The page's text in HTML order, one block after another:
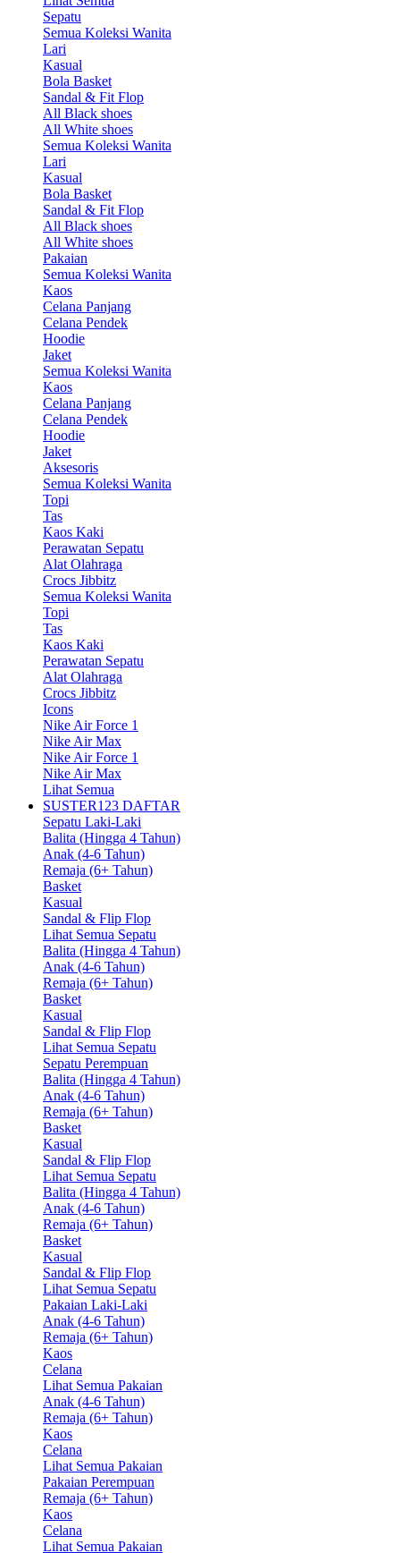
Sepatu
Semua Koleksi Wanita
Lari
Kasual
Bola Basket
Sandal & Fit Flop
All Black shoes
All White shoes
Semua Koleksi Wanita
Lari
Kasual
Bola Basket
Sandal & Fit Flop
All Black shoes
All White shoes
Pakaian
Semua Koleksi Wanita
Kaos
Celana Panjang
Celana Pendek
Hoodie
Jaket
Semua Koleksi Wanita
Kaos
Celana Panjang
Celana Pendek
Hoodie
Jaket
Aksesoris
Semua Koleksi Wanita
Topi
Tas
Kaos Kaki
Perawatan Sepatu
Alat Olahraga
Crocs Jibbitz
Semua Koleksi Wanita
Topi
Tas
Kaos Kaki
Perawatan Sepatu
Alat Olahraga
Crocs Jibbitz
Icons
Nike Air Force 1
Nike Air Max
Nike Air Force 1
Nike Air Max
Lihat Semua
SUSTER123 DAFTAR
Sepatu Laki-Laki
Balita (Hingga 4 Tahun)
Anak (4-6 Tahun)
Remaja (6+ Tahun)
Basket
Kasual
Sandal & Flip Flop
Lihat Semua Sepatu
Balita (Hingga 4 Tahun)
Anak (4-6 Tahun)
Remaja (6+ Tahun)
Basket
Kasual
Sandal & Flip Flop
Lihat Semua Sepatu
Sepatu Perempuan
Balita (Hingga 4 Tahun)
Anak (4-6 Tahun)
Remaja (6+ Tahun)
Basket
Kasual
Sandal & Flip Flop
Lihat Semua Sepatu
Balita (Hingga 4 Tahun)
Anak (4-6 Tahun)
Remaja (6+ Tahun)
Basket
Kasual
Sandal & Flip Flop
Lihat Semua Sepatu
Pakaian Laki-Laki
Anak (4-6 Tahun)
Remaja (6+ Tahun)
Kaos
Celana
Lihat Semua Pakaian
Anak (4-6 Tahun)
Remaja (6+ Tahun)
Kaos
Celana
Lihat Semua Pakaian
Pakaian Perempuan
Remaja (6+ Tahun)
Kaos
Celana
Lihat Semua Pakaian